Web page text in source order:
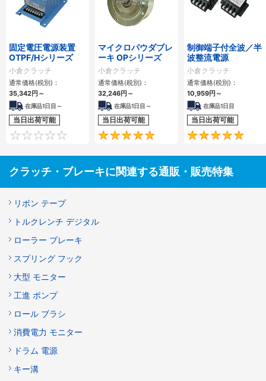
固定電圧電源装置
OTPF/Hシリーズ
小倉クラッチ
通常価格(税別)：
35,342円～
在庫品1日目～
当日出荷可能
0
マイクロパウダブレ
ーキ OPシリーズ
小倉クラッチ
通常価格(税別)：
32,246円～
在庫品1日目～
当日出荷可能
5
制御端子付全波／半
波整流電源
小倉クラッチ
通常価格(税別)：
10,959円～
在庫品1日目
当日出荷可能
クラッチ・ブレーキに関連する通販・販売特集
リボン テープ
トルクレンチ デジタル
ローラー ブレーキ
スプリング フック
大型 モニター
工進 ポンプ
ロール ブラシ
消費電力 モニター
ドラム 電源
キー溝